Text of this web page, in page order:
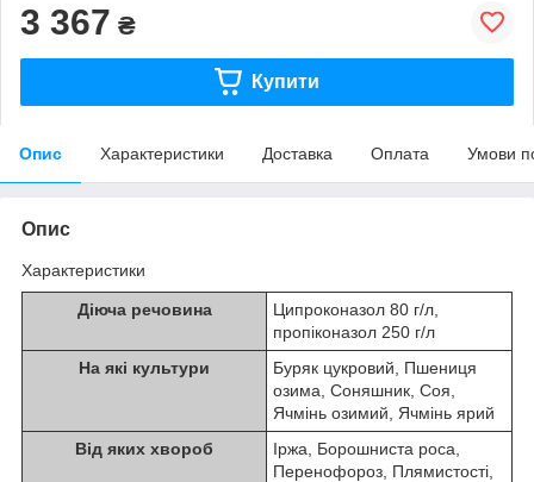
3 367 ₴
Купити
Опис Характеристики Доставка Оплата Умови
Опис
Характеристики
Діюча речовина
Ципроконазол 80 г/л,
пропіконазол 250 г/л
На які культури
Буряк цукровий, Пшениця
озима, Соняшник, Соя,
Ячмінь озимий, Ячмінь ярий
Від яких хвороб
Іржа, Борошниста роса,
Перенофороз, Плямистості,